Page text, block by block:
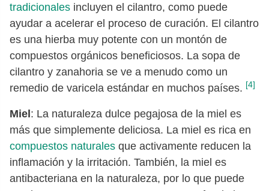
tradicionales incluyen el cilantro, como puede
ayudar a acelerar el proceso de curación. El cilantro
es una hierba muy potente con un montón de
compuestos orgánicos beneficiosos. La sopa de
cilantro y zanahoria se ve a menudo como un
remedio de varicela estándar en muchos países. [4]
Miel: La naturaleza dulce pegajosa de la miel es
más que simplemente deliciosa. La miel es rica en
compuestos naturales que activamente reducen la
inflamación y la irritación. También, la miel es
antibacteriana en la naturaleza, por lo que puede